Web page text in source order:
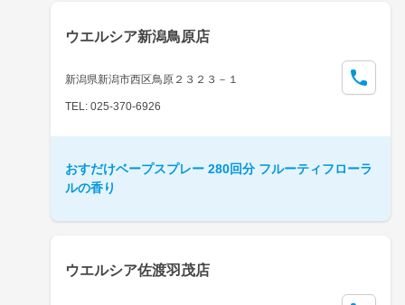
ウエルシア新潟鳥原店
新潟県新潟市西区鳥原２３２３－１
TEL: 025-370-6926
おすだけベープスプレー 280回分 フルーティフローラ
ルの香り
ウエルシア佐渡羽茂店